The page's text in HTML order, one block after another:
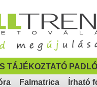
TÁJÉKOZTATÓ
Falmatrica Írható